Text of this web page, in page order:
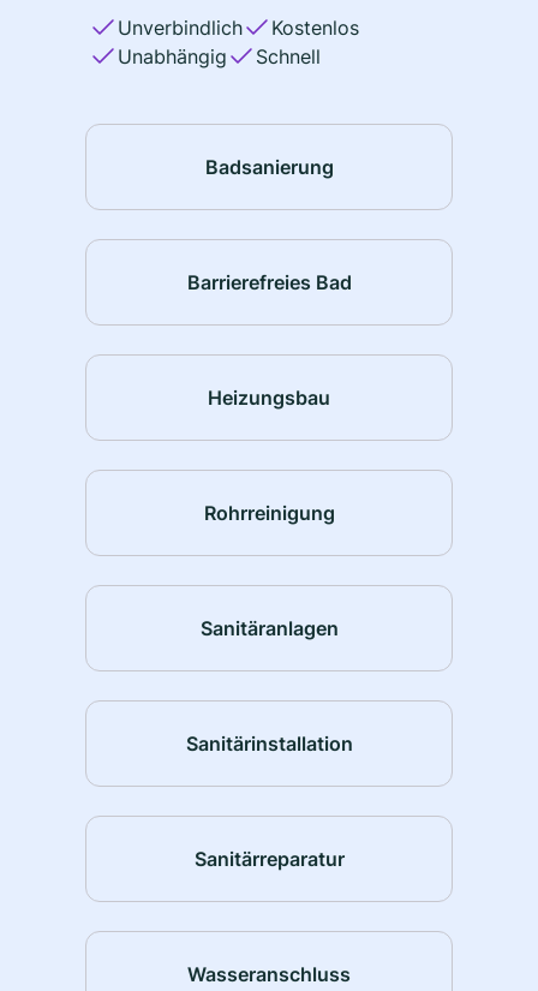
Unverbindlich
Kostenlos
Unabhängig
Schnell
Badsanierung
Barrierefreies Bad
Heizungsbau
Rohrreinigung
Sanitäranlagen
Sanitärinstallation
Sanitärreparatur
Wasseranschluss